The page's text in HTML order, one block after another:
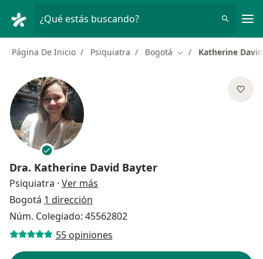
¿Qué estás buscando?
Página De Inicio Psiquiatra Bogotá Cambiar de ciudad
Katherine
Dra. Katherine David Bayter
Psiquiatra · Ver más
Bogotá 1 dirección
Núm. Colegiado: 45562802
55 opiniones